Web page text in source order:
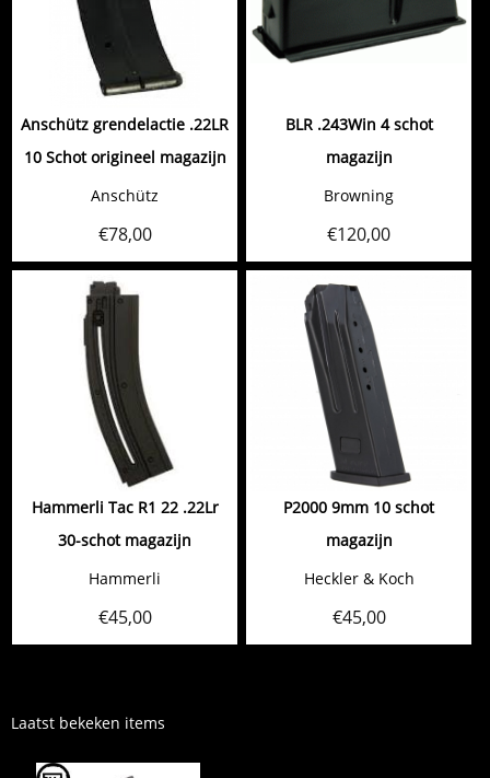
Anschütz grendelactie .22LR
10 Schot origineel magazijn
Anschütz
€78,00
BLR .243Win 4 schot
magazijn
Browning
€120,00
Hammerli Tac R1 22 .22Lr
30-schot magazijn
Hammerli
€45,00
P2000 9mm 10 schot
magazijn
Heckler & Koch
€45,00
Laatst bekeken items